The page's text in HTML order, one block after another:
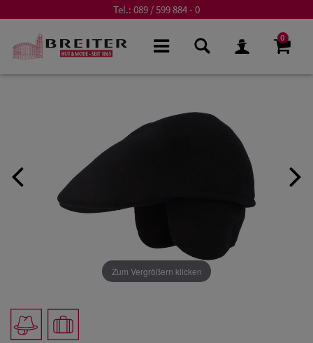
Tel.: 089 / 599 884 - 0
0
Zum Vergrößern klicken